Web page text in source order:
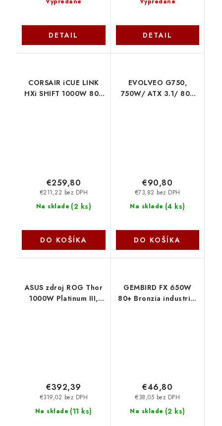
DETAIL DETAIL
CORSAIR iCUE LINK
HXi SHIFT 1000W 80+
Na sklade (2 ks)
€211,22 bez DPH
€259,80
DO KOŠÍKA
EVOLVEO G750,
750W/ ATX 3.1/ 80+
Na sklade (4 ks)
€73,82 bez DPH
€90,80
DO KOŠÍKA
ASUS zdroj ROG Thor
1000W Platinum III,
Na sklade (11 ks)
€319,02 bez DPH
€392,39
GEMBIRD FX 650W
80+ Bronzia industrial
Na sklade (2 ks)
€38,05 bez DPH
€46,80